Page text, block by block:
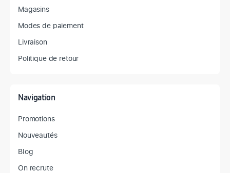
Magasins
Modes de paiement
Livraison
Politique de retour
Navigation
Promotions
Nouveautés
Blog
On recrute